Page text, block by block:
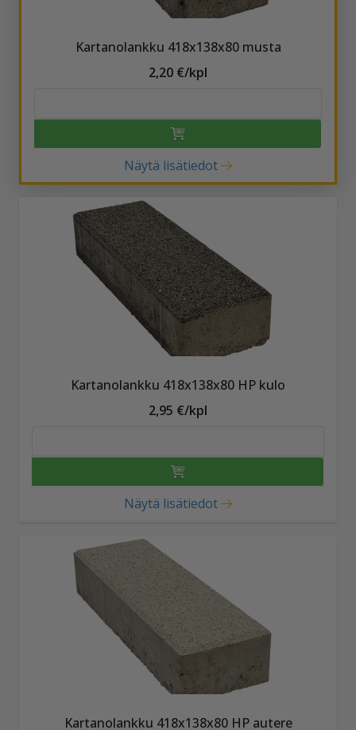
Kartanolankku 418x138x80 musta
2,20 €/kpl
Näytä lisätiedot
Kartanolankku 418x138x80 HP kulo
2,95 €/kpl
Näytä lisätiedot
Kartanolankku 418x138x80 HP autere